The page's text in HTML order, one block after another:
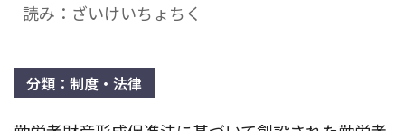
読み：ざいけいちょちく
分類：制度・法律